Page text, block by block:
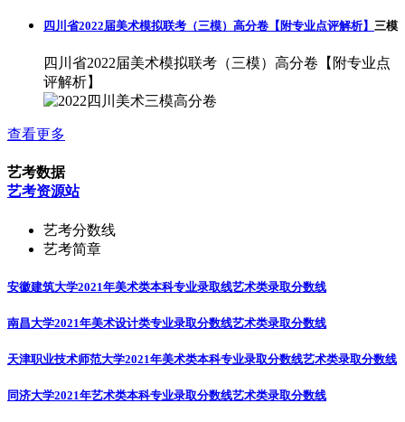
四川省2022届美术模拟联考（三模）高分卷【附专业点评解析】 三模
四川省2022届美术模拟联考（三模）高分卷【附专业点
评解析】
查看更多
艺考数据
艺考资源站
艺考分数线
艺考简章
安徽建筑大学2021年美术类本科专业录取线艺术类录取分数线
南昌大学2021年美术设计类专业录取分数线艺术类录取分数线
天津职业技术师范大学2021年美术类本科专业录取分数线艺术类录取分数线
同济大学2021年艺术类本科专业录取分数线艺术类录取分数线